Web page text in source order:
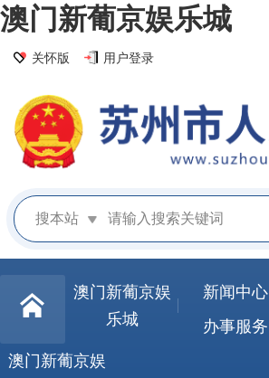
澳门新葡京娱乐城
关怀版 用户登录
搜本站
澳门新葡京娱
乐城
新闻中心
办事服务
澳门新葡京娱